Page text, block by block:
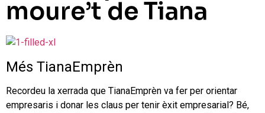
moure’t de Tiana
Més TianaEmprèn
Recordeu la xerrada que TianaEmprèn va fer per orientar
empresaris i donar les claus per tenir èxit empresarial? Bé,